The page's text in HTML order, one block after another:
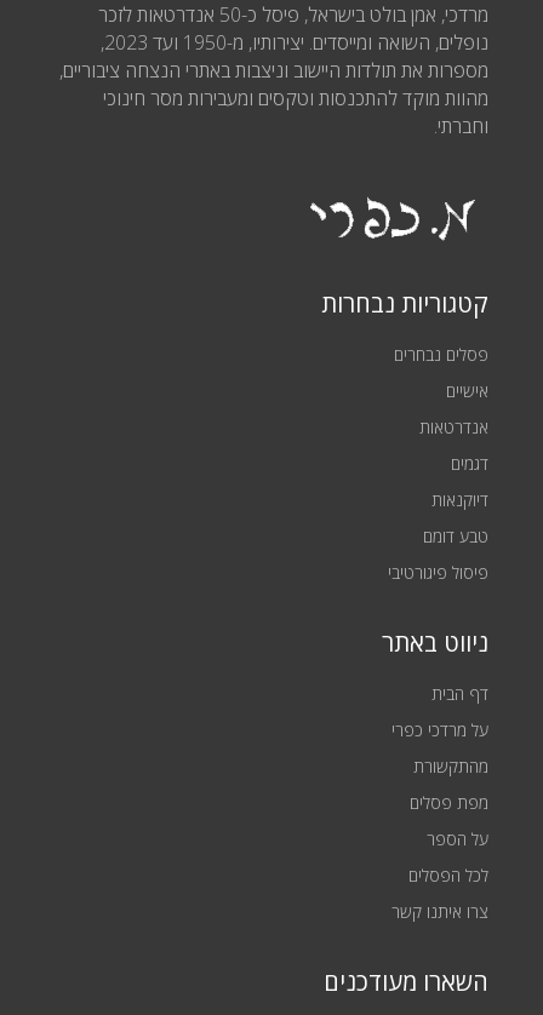
מרדכי, אמן בולט בישראל, פיסל כ-50 אנדרטאות לזכר
נופלים, השואה ומייסדים. יצירותיו, מ-1950 ועד 2023,
מספרות את תולדות היישוב וניצבות באתרי הנצחה ציבוריים,
מהוות מוקד להתכנסות וטקסים ומעבירות מסר חינוכי
וחברתי.
קטגוריות נבחרות
פסלים נבחרים
אישיים
אנדרטאות
דגמים
דיוקנאות
טבע דומם
פיסול פיגורטיבי
ניווט באתר
דף הבית
על מרדכי כפרי
מהתקשורת
מפת פסלים
על הספר
לכל הפסלים
צרו איתנו קשר
השארו מעודכנים